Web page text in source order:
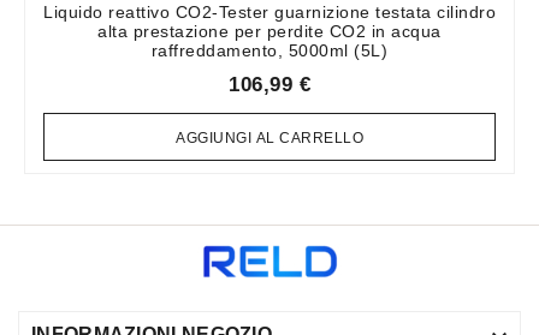
Liquido reattivo CO2-Tester guarnizione testata cilindro
alta prestazione per perdite CO2 in acqua
raffreddamento, 5000ml (5L)
106,99 €
AGGIUNGI AL CARRELLO